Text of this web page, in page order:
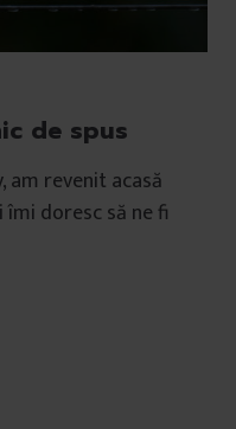
de spus
am revenit acasă
doresc să ne fi